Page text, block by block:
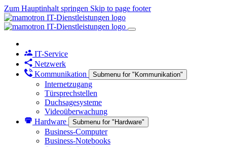
Zum Hauptinhalt springen Skip to page footer
IT-Service
Netzwerk
Kommunikation
Submenu for "Kommunikation"
Internetzugang
Türsprechstellen
Duchsagesysteme
Videoüberwachung
Hardware
Submenu for "Hardware"
Business-Computer
Business-Notebooks